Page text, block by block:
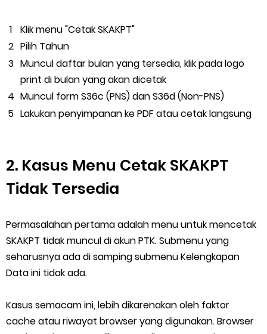
Klik menu "Cetak SKAKPT"
Pilih Tahun
Muncul daftar bulan yang tersedia, klik pada logo
print di bulan yang akan dicetak
Muncul form S36c (PNS) dan S36d (Non-PNS)
Lakukan penyimpanan ke PDF atau cetak langsung
2. Kasus Menu Cetak SKAKPT
Tidak Tersedia
Permasalahan pertama adalah menu untuk mencetak
SKAKPT tidak muncul di akun PTK. Submenu yang
seharusnya ada di samping submenu Kelengkapan
Data ini tidak ada.
Kasus semacam ini, lebih dikarenakan oleh faktor
cache atau riwayat browser yang digunakan. Browser